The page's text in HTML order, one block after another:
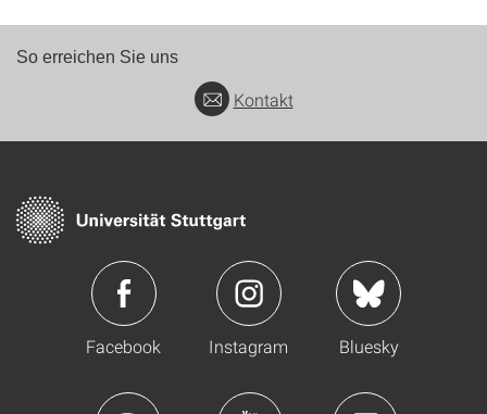
So erreichen Sie uns
Kontakt
Facebook Instagram Bluesky